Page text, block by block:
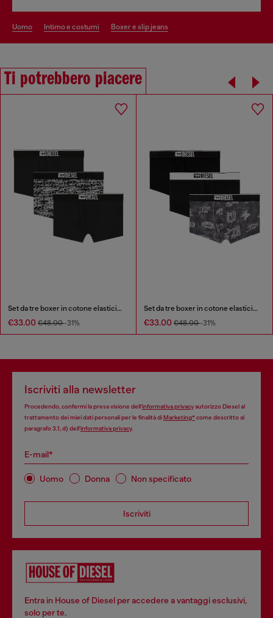
uomo intimo e costumi boxer e slip jeans
Ti potrebbero piacere
Set da tre boxer in cotone elasticizzato con logo
€33.00 €48.00-31%
Set da tre boxer in cotone elasticizzato con stampa integrale
€33.00 €48.00-31%
Iscriviti alla newsletter
Procedendo, confermi la presa visione dell’informativa privacyautorizzo Diesel al
trattamento dei miei dati personali per le finalità diMarketing*come descritto al
paragrafo 3.1, d) dell’informativa privacy.
E-mail*
Uomo Donna Non specificato
Iscriviti
Entra in House of Diesel per accedere a vantaggi esclusivi,
solo per te.